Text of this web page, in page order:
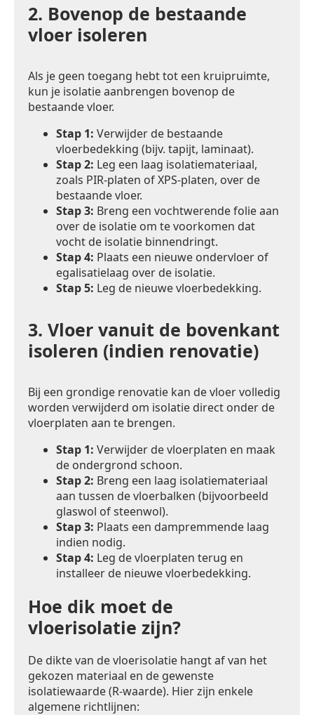
2. Bovenop de bestaande
vloer isoleren
Als je geen toegang hebt tot een kruipruimte,
kun je isolatie aanbrengen bovenop de
bestaande vloer.
Stap 1: Verwijder de bestaande
vloerbedekking (bijv. tapijt, laminaat).
Stap 2: Leg een laag isolatiemateriaal,
zoals PIR-platen of XPS-platen, over de
bestaande vloer.
Stap 3: Breng een vochtwerende folie aan
over de isolatie om te voorkomen dat
vocht de isolatie binnendringt.
Stap 4: Plaats een nieuwe ondervloer of
egalisatielaag over de isolatie.
Stap 5: Leg de nieuwe vloerbedekking.
3. Vloer vanuit de bovenkant
isoleren (indien renovatie)
Bij een grondige renovatie kan de vloer volledig
worden verwijderd om isolatie direct onder de
vloerplaten aan te brengen.
Stap 1: Verwijder de vloerplaten en maak
de ondergrond schoon.
Stap 2: Breng een laag isolatiemateriaal
aan tussen de vloerbalken (bijvoorbeeld
glaswol of steenwol).
Stap 3: Plaats een dampremmende laag
indien nodig.
Stap 4: Leg de vloerplaten terug en
installeer de nieuwe vloerbedekking.
Hoe dik moet de
vloerisolatie zijn?
De dikte van de vloerisolatie hangt af van het
gekozen materiaal en de gewenste
isolatiewaarde (R-waarde). Hier zijn enkele
algemene richtlijnen: